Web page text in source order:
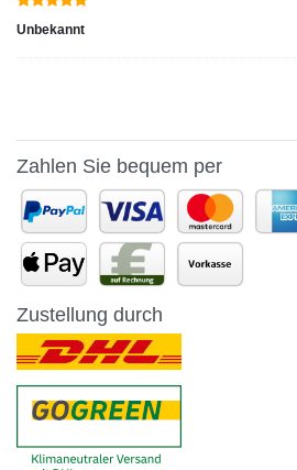
Unbekannt
Zahlen Sie bequem per
Zustellung durch